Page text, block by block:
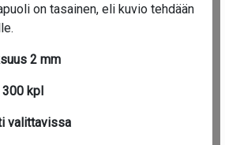
on tasainen, eli kuvio tehdään
2 mm
300 kpl
valittavissa